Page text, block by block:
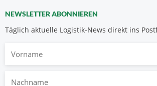
NEWSLETTER ABONNIEREN
Täglich aktuelle Logistik-News direkt ins
Nachname